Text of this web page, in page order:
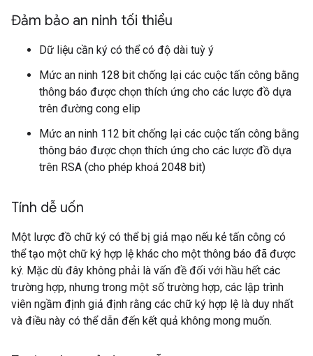
Đảm bảo an ninh tối thiểu
Dữ liệu cần ký có thể có độ dài tuỳ ý
Mức an ninh 128 bit chống lại các cuộc tấn công bằng
thông báo được chọn thích ứng cho các lược đồ dựa
trên đường cong elip
Mức an ninh 112 bit chống lại các cuộc tấn công bằng
thông báo được chọn thích ứng cho các lược đồ dựa
trên RSA (cho phép khoá 2048 bit)
Tính dễ uốn
Một lược đồ chữ ký có thể bị giả mạo nếu kẻ tấn công có
thể tạo một chữ ký hợp lệ khác cho một thông báo đã được
ký. Mặc dù đây không phải là vấn đề đối với hầu hết các
trường hợp, nhưng trong một số trường hợp, các lập trình
viên ngầm định giả định rằng các chữ ký hợp lệ là duy nhất
và điều này có thể dẫn đến kết quả không mong muốn.